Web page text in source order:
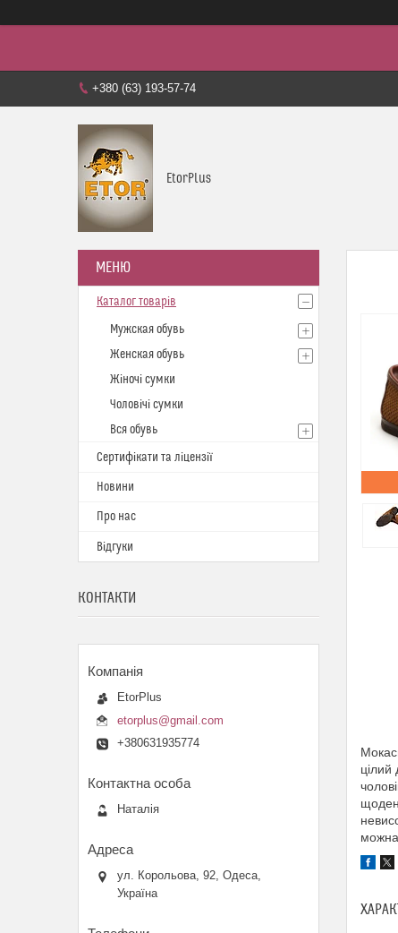
+380 (63) 193-57-74
EtorPlus
цілий
Каталог товарів
Мужская обувь
Женская обувь
Жіночі сумки
Чоловічі сумки
Вся обувь
Сертифікати та ліцензії
Новини
Про нас
Відгуки
КОНТАКТИ
EtorPlus
etorplus@gmail.com
+380631935774
Наталія
ул. Корольова, 92, Одеса,
Україна